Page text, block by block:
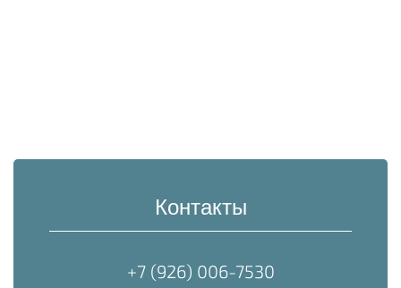
Контакты
+7 (926) 006-7530